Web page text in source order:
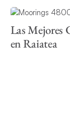
Las Mejores
en Raiatea